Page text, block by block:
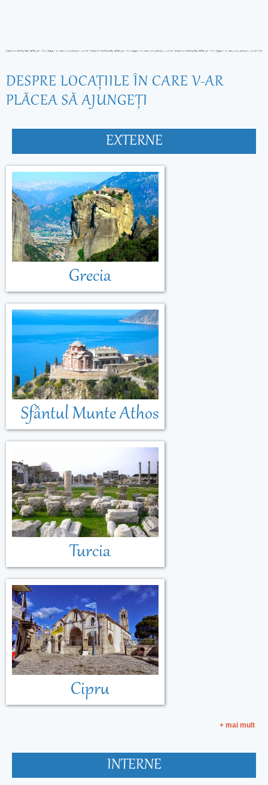
DESPRE LOCAŢIILE ÎN CARE V-AR
PLĂCEA SĂ AJUNGEŢI
EXTERNE
Grecia
Sfântul Munte Athos
Turcia
Cipru
+ mai mult
INTERNE